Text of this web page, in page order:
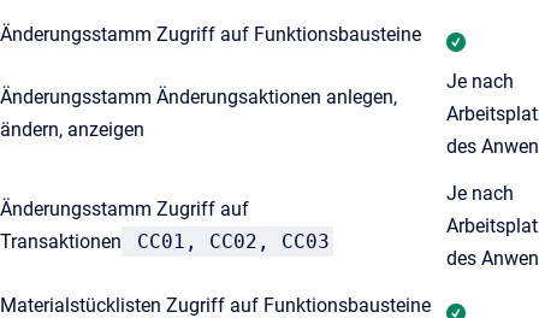
Änderungsstamm Zugriff auf Funktionsbausteine
Änderungsstamm Änderungsaktionen anlegen,
ändern, anzeigen
Je nach
des
Änderungsstamm Zugriff auf
Transaktionen
CC01, CC02, CC03
Je nach
des
Materialstücklisten Zugriff auf Funktionsbausteine